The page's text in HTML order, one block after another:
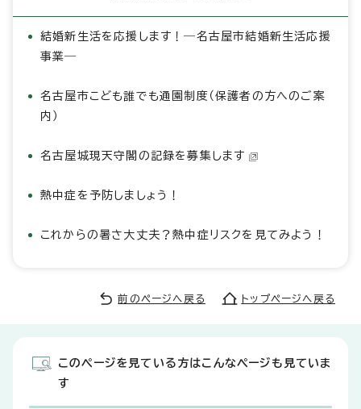
結婚新生活を応援します！―名古屋市結婚新生活応援
事業―
名古屋市こども誰でも通園制度（保護者の方へのご案
内）
名古屋城現天守閣の記録を募集します
熱中症を予防しましょう！
これからの暑さ大丈夫？熱中症リスクを見てみよう！
前のページへ戻る トップページへ戻る
このページを見ている方はこんなページも見ていま
す